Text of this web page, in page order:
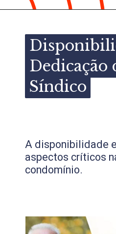
A disponibilidade
aspectos críticos
condomínio.
Dedicação
Síndico
Dedicação
Síndico